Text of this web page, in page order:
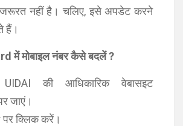
जरूरत नहीं है। चलिए, इसे अपडेट करने
हैं।
में मोबाइल नंबर कैसे बदलें ?
की आधिकारिक वेबासइट
जाएं।
क्लिक करें।